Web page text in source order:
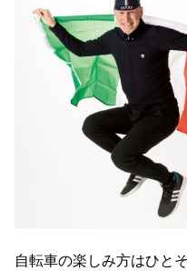
自転車の楽しみ方はひと